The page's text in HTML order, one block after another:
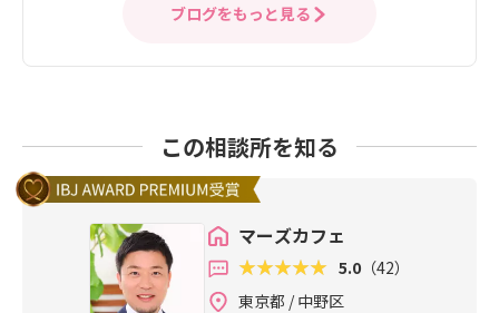
ブログをもっと見る
この相談所を知る
マーズカフェ
5.0 （42）
東京都 / 中野区